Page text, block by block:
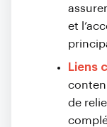
et
Liens
de